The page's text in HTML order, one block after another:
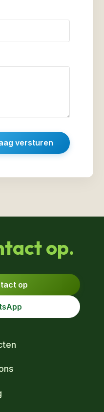
versturen
op.
op